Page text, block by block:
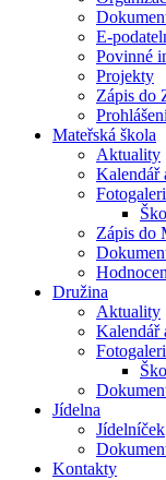
E-
Povinné
Projekty
Zápis do
Mateřská škola
Aktuality
Kalendář
Zápis do
Družina
Aktuality
Kalendář
Jídelna
Jídelníček
Kontakty